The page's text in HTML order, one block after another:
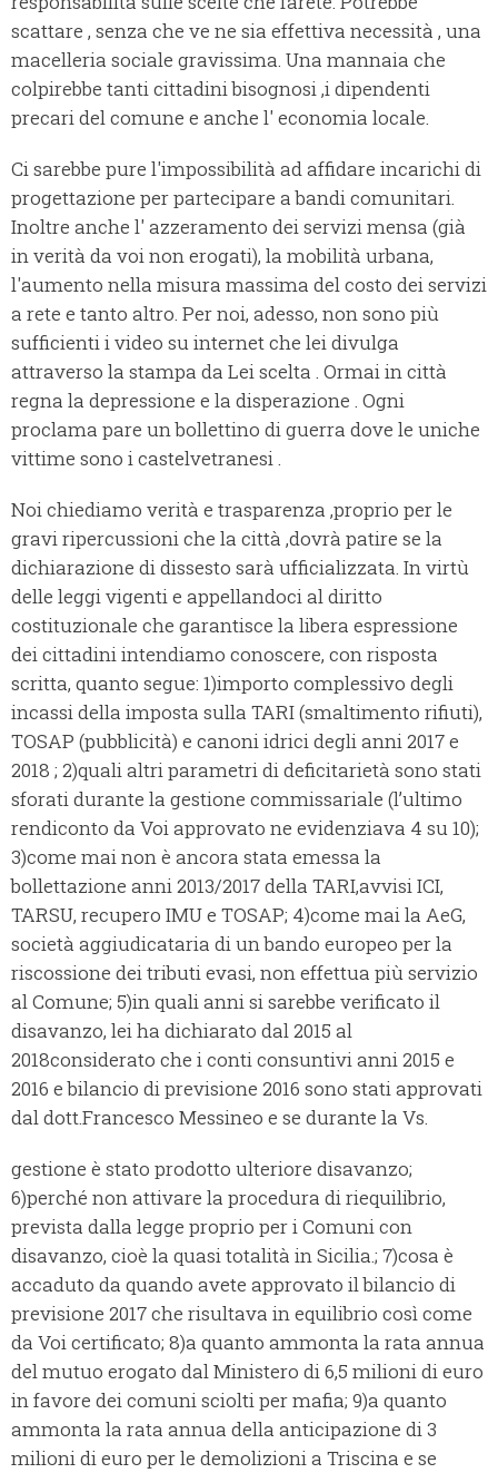
scattare , senza che ve ne sia effettiva necessità , una
macelleria sociale gravissima. Una mannaia che
colpirebbe tanti cittadini bisognosi ,i dipendenti
precari del comune e anche l' economia locale.
Ci sarebbe pure l'impossibilità ad affidare incarichi di
progettazione per partecipare a bandi comunitari.
Inoltre anche l' azzeramento dei servizi mensa (già
in verità da voi non erogati), la mobilità urbana,
l'aumento nella misura massima del costo dei servizi
a rete e tanto altro. Per noi, adesso, non sono più
sufficienti i video su internet che lei divulga
attraverso la stampa da Lei scelta . Ormai in città
regna la depressione e la disperazione . Ogni
proclama pare un bollettino di guerra dove le uniche
vittime sono i castelvetranesi .
Noi chiediamo verità e trasparenza ,proprio per le
gravi ripercussioni che la città ,dovrà patire se la
dichiarazione di dissesto sarà ufficializzata. In virtù
delle leggi vigenti e appellandoci al diritto
costituzionale che garantisce la libera espressione
dei cittadini intendiamo conoscere, con risposta
scritta, quanto segue: 1)importo complessivo degli
incassi della imposta sulla TARI (smaltimento rifiuti),
TOSAP (pubblicità) e canoni idrici degli anni 2017 e
2018 ; 2)quali altri parametri di deficitarietà sono stati
sforati durante la gestione commissariale (l’ultimo
rendiconto da Voi approvato ne evidenziava 4 su 10);
3)come mai non è ancora stata emessa la
bollettazione anni 2013/2017 della TARI,avvisi ICI,
TARSU, recupero IMU e TOSAP; 4)come mai la AeG,
società aggiudicataria di un bando europeo per la
riscossione dei tributi evasi, non effettua più servizio
al Comune; 5)in quali anni si sarebbe verificato il
disavanzo, lei ha dichiarato dal 2015 al
2018considerato che i conti consuntivi anni 2015 e
2016 e bilancio di previsione 2016 sono stati approvati
dal dott.Francesco Messineo e se durante la Vs.
gestione è stato prodotto ulteriore disavanzo;
6)perché non attivare la procedura di riequilibrio,
prevista dalla legge proprio per i Comuni con
disavanzo, cioè la quasi totalità in Sicilia.; 7)cosa è
accaduto da quando avete approvato il bilancio di
previsione 2017 che risultava in equilibrio così come
da Voi certificato; 8)a quanto ammonta la rata annua
del mutuo erogato dal Ministero di 6,5 milioni di euro
in favore dei comuni sciolti per mafia; 9)a quanto
ammonta la rata annua della anticipazione di 3
milioni di euro per le demolizioni a Triscina e se